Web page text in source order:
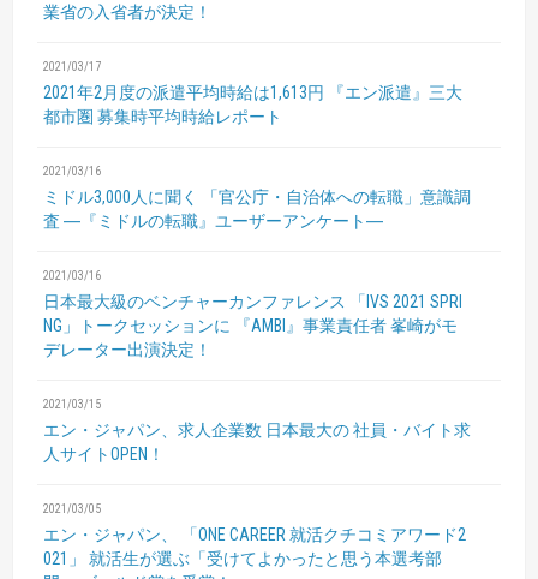
業省の入省者が決定！
2021/03/17
2021年2月度の派遣平均時給は1,613円
『エン派遣』三大
都市圏 募集時平均時給レポート
2021/03/16
ミドル3,000人に聞く
「官公庁・自治体への転職」意識調
査 ―『ミドルの転職』ユーザーアンケート―
2021/03/16
日本最大級のベンチャーカンファレンス
「IVS 2021 SPRI
NG」トークセッションに 『AMBI』事業責任者 峯崎がモ
デレーター出演決定！
2021/03/15
エン・ジャパン、求人企業数 日本最大の社員・バイト求
人サイトOPEN！
2021/03/05
エン・ジャパン、
「ONE CAREER 就活クチコミアワード2
021」
就活生が選ぶ「受けてよかったと思う本選考部